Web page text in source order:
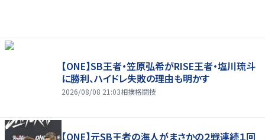
【ONE】SB王者・笠原弘希がRISE王者・塩川琉斗
に勝利、ハイドレ失敗の理由も明かす
2026/08/08 21:03相撲格闘技
【ONE】元SB王者の海人がまさかの２戦連続１回